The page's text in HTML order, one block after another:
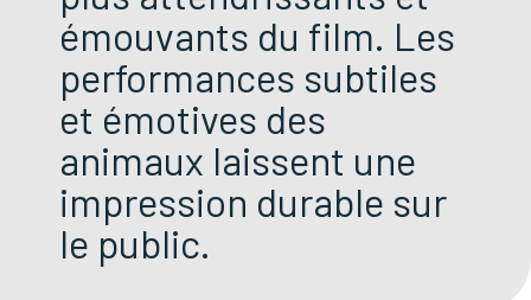
émouvants du film. Les
performances subtiles
et émotives des
animaux laissent une
impression durable sur
le public.